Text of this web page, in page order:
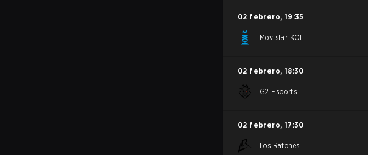
02 febrero, 19:35
Movistar KOI
02 febrero, 18:30
G2 Esports
02 febrero, 17:30
Los Ratones